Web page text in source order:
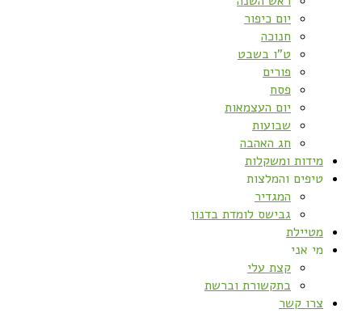
יום כיפור
חנוכה
ט”ו בשבט
פורים
פסח
יום העצמאות
שבועות
חג האהבה
מידות ומשקלות
טיפים והמלצות
המגדיר
גבישס לומדת בדנון
מטיילת
מי אני
קצת עלי
בתקשורת וברשת
צרו קשר